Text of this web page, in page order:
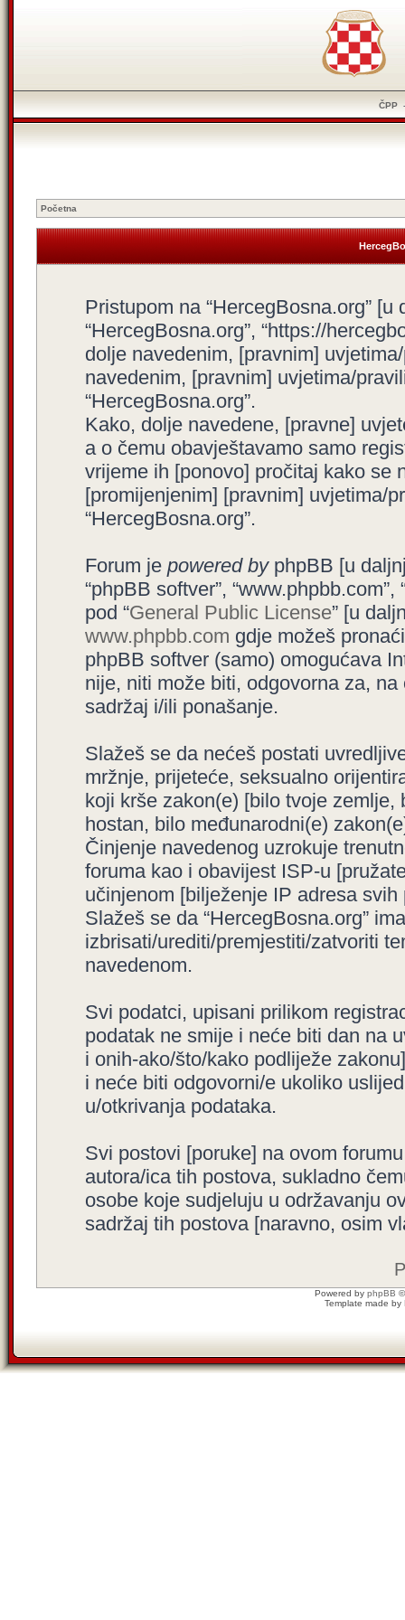
ČPP
Početna
Pristupom na “HercegBosna.org” [u
“HercegBosna.org”, “https://
dolje navedenim, [pravnim]
navedenim, [pravnim] uvjetima/
“HercegBosna.org”.
Kako, dolje navedene, [pravne]
a o čemu obavještavamo samo
vrijeme ih [ponovo] pročitaj kako se
[promijenjenim] [pravnim] uvjetima/
“HercegBosna.org”.
Forum je powered byphpBB [u
“phpBB softver”,
pod “General Public License” [u
www.phpbb.com gdje možeš
phpBB softver (samo) omogućava
nije, niti može biti, odgovorna za,
sadržaj i/ili ponašanje.
Slažeš se da nećeš postati
mržnje, prijeteće, seksualno
koji krše zakon(e) [bilo tvoje zemlje,
hostan, bilo međunarodni(e)
Činjenje navedenog uzrokuje
foruma kao i obavijest ISP-u
učinjenom [bilježenje IP adresa
Slažeš se da “HercegBosna.org”
izbrisati/urediti/premjestiti/zatvoriti
navedenom.
Svi podatci, upisani prilikom
podatak ne smije i neće biti dan na
i onih-ako/što/kako podliježe
i neće biti odgovorni/e ukoliko
u/otkrivanja podataka.
Svi postovi [poruke] na ovom
autora/ica tih postova, sukladno
osobe koje sudjeluju u održavanju
sadržaj tih postova [naravno, osim
Powered by phpBB
Template made by